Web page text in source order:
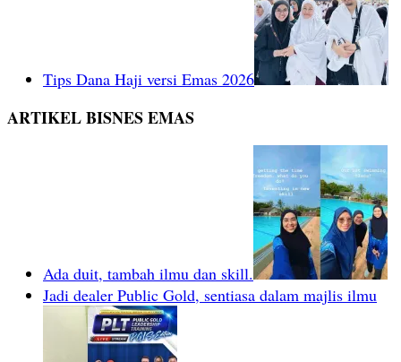
Tips Dana Haji versi Emas 2026
ARTIKEL BISNES EMAS
Ada duit, tambah ilmu dan skill.
Jadi dealer Public Gold, sentiasa dalam majlis ilmu